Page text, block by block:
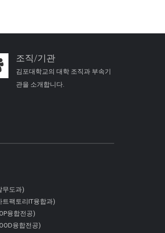
조직/기관
김포대학교의 대학 조직과 부속기
관을 소개합니다.
무도과)
트팩토리IT융합과)
융합전공)
융합전공)